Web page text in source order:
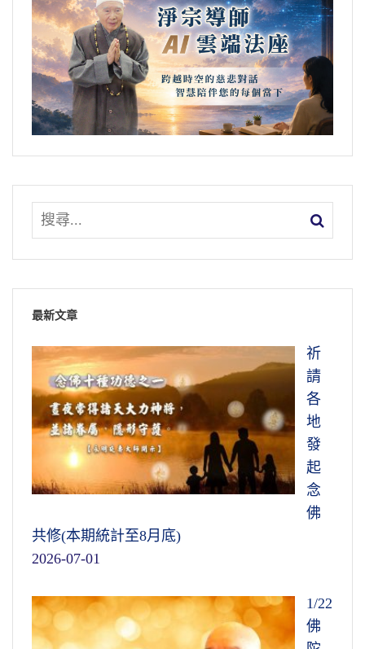
最新文章
祈
請
各
地
發
起
念
佛
共修(本期統計至8月底)
2026-07-01
1/22
佛